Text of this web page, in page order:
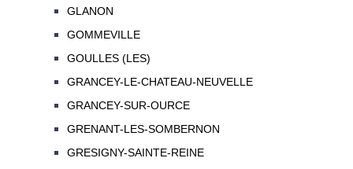
GLANON
GOMMEVILLE
GOULLES (LES)
GRANCEY-LE-CHATEAU-NEUVELLE
GRANCEY-SUR-OURCE
GRENANT-LES-SOMBERNON
GRESIGNY-SAINTE-REINE